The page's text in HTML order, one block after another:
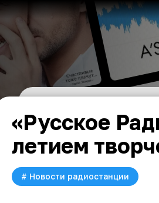
«Русское
летием
# Новости радиостанции